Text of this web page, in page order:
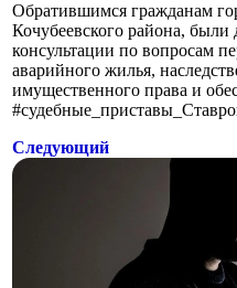
Обратившимся гражданам
Кочубеевского района,
консультации по вопросам
аварийного жилья,
имущественного права и
Следующий